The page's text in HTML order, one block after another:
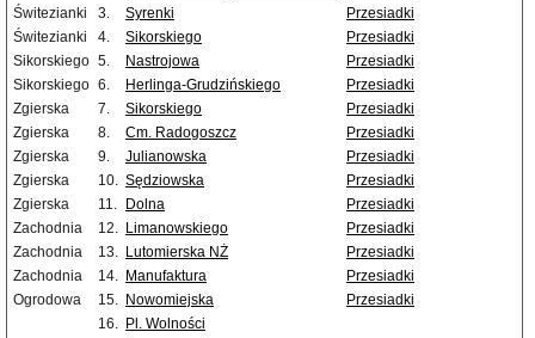
Świtezianki
3. Syrenki
Przesiadki
Świtezianki
4. Sikorskiego
Przesiadki
Sikorskiego 5. Nastrojowa
Przesiadki
Sikorskiego 6. Herlinga-Grudzińskiego
Przesiadki
Zgierska
7. Sikorskiego
Przesiadki
Zgierska
8. Cm. Radogoszcz
Przesiadki
Zgierska
9. Julianowska
Przesiadki
Zgierska
10. Sędziowska
Przesiadki
Zgierska
11. Dolna
Przesiadki
Zachodnia
12. Limanowskiego
Przesiadki
Zachodnia
13. Lutomierska NŻ
Przesiadki
Zachodnia
14. Manufaktura
Przesiadki
Ogrodowa
15. Nowomiejska
Przesiadki
16. Pl. Wolności